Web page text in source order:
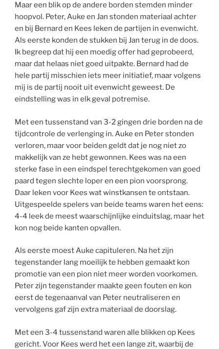
Maar een blik op de andere borden stemden minder
hoopvol. Peter, Auke en Jan stonden materiaal achter
en bij Bernard en Kees leken de partijen in evenwicht.
Als eerste konden de stukken bij Jan terug in de doos.
Ik begreep dat hij een moedig offer had geprobeerd,
maar dat helaas niet goed uitpakte. Bernard had de
hele partij misschien iets meer initiatief, maar volgens
mij is de partij nooit uit evenwicht geweest. De
eindstelling was in elk geval potremise.
Met een tussenstand van 3-2 gingen drie borden na de
tijdcontrole de verlenging in. Auke en Peter stonden
verloren, maar voor beiden geldt dat je nog niet zo
makkelijk van ze hebt gewonnen. Kees was na een
sterke fase in een eindspel terechtgekomen van goed
paard tegen slechte loper en een pion voorsprong.
Daar leken voor Kees wat winstkansen te ontstaan.
Uitgespeelde spelers van beide teams waren het eens:
4-4 leek de meest waarschijnlijke einduitslag, maar het
kon nog beide kanten opvallen.
Als eerste moest Auke capituleren. Na het zijn
tegenstander lang moeilijk te hebben gemaakt kon
promotie van een pion niet meer worden voorkomen.
Peter zijn tegenstander maakte geen fouten en kon
eerst de tegenaanval van Peter neutraliseren en
vervolgens gaf zijn extra materiaal de doorslag.
Met een 3-4 tussenstand waren alle blikken op Kees
gericht. Voor Kees werd het een lange zit, waarbij de